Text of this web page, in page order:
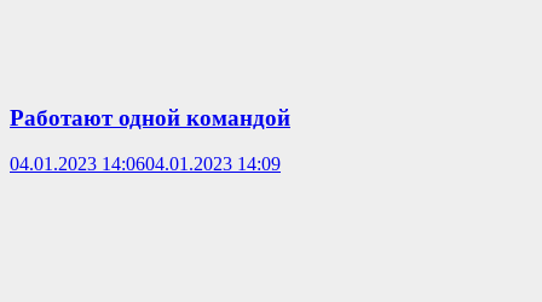
Работают одной командой
04.01.2023 14:0604.01.2023 14:09